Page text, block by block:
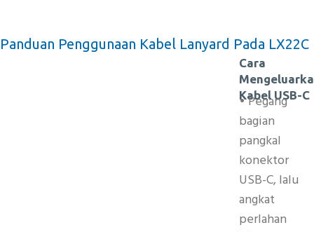
Panduan Penggunaan Kabel Lanyard Pada LX22C
Cara
Kabel USB-C
• Pegang
bagian
pangkal
konektor
USB-C, lalu
angkat
perlahan